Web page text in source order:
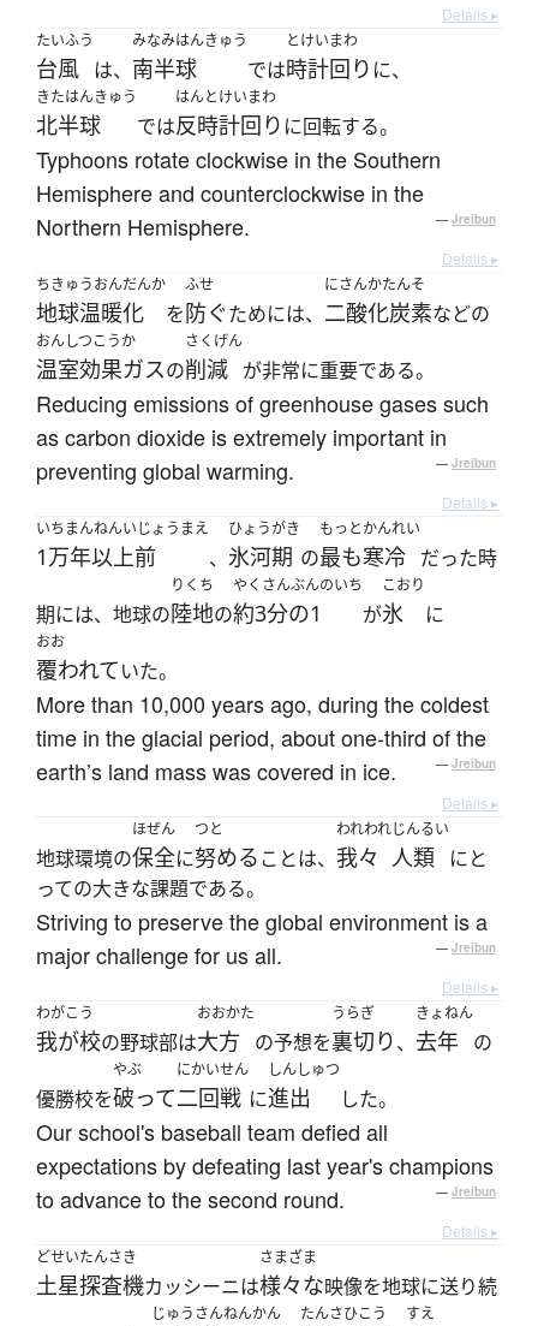
Details ▸
たいふう
台風 は、
みなみはんきゅう
南半球 では
とけいまわ
時計回り に、
きたはんきゅう
北半球 では
はんとけいまわ
反時計回り に回転する。
Typhoons rotate clockwise in the Southern
Hemisphere and counterclockwise in the
Northern Hemisphere.
— Jreibun
Details ▸
ちきゅうおんだんか
地球温暖化 を
ふせ
防ぐためには、
にさんかたんそ
二酸化炭素などの
おんしつこうか
温室効果ガスの
さくげん
削減 が非常に重要である。
Reducing emissions of greenhouse gases such
as carbon dioxide is extremely important in
preventing global warming.
— Jreibun
Details ▸
いちまんねんいじょうまえ
1万年以上前 、
ひょうがき
氷河期 の
もっと
最も
かんれい
寒冷 だった時
期には、地球の
りくち
陸地の
やくさんぶんのいち
約3分の1 が
こおり
氷 に
おお
覆われていた。
More than 10,000 years ago, during the coldest
time in the glacial period, about one-third of the
earth’s land mass was covered in ice.
— Jreibun
Details ▸
地球環境の
ほぜん
保全に
つと
努めることは、
われわれ
我々
じんるい
人類
にと
っての大きな課題である。
Striving to preserve the global environment is a
major challenge for us all.
— Jreibun
Details ▸
わがこう
我が校の野球部は
おおかた
大方 の予想を
うらぎ
裏切り、
きょねん
去年 の
優勝校を
やぶ
破って
にかいせん
二回戦 に
しんしゅつ
進出 した。
Our school's baseball team defied all
expectations by defeating last year's champions
to advance to the second round.
— Jreibun
Details ▸
どせいたんさき
土星探査機カッシーニは
さまざま
様々な映像を地球に送り続
じゅうさんねんかん たんさひこう すえ